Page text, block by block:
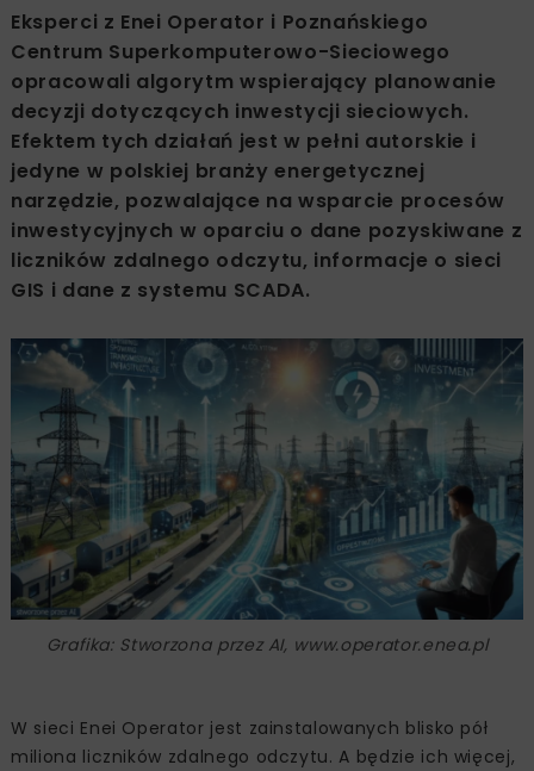
Eksperci z Enei Operator i Poznańskiego
Centrum Superkomputerowo-Sieciowego
opracowali algorytm wspierający planowanie
decyzji dotyczących inwestycji sieciowych.
Efektem tych działań jest w pełni autorskie i
jedyne w polskiej branży energetycznej
narzędzie, pozwalające na wsparcie procesów
inwestycyjnych w oparciu o dane pozyskiwane z
liczników zdalnego odczytu, informacje o sieci
GIS i dane z systemu SCADA.
Grafika: Stworzona przez AI, www.operator.enea.pl
W sieci Enei Operator jest zainstalowanych blisko pół
miliona liczników zdalnego odczytu. A będzie ich więcej,